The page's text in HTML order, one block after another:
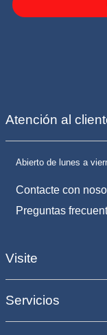
Atención al
Abierto de lunes a
Contacte con
Preguntas
Visite
Servicios